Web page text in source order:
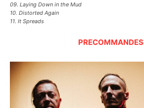
09. Laying Down in the Mud
10. Distorted Again
11. It Spreads
PRECOMMANDES